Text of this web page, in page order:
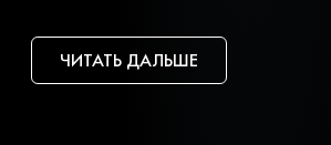
дворового шланга.
Тип ячеек вы выбираете сами с учетом
ЧИТАТЬ ДАЛЬШЕ